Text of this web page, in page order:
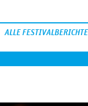
ALLE FESTIVALBERICHTE